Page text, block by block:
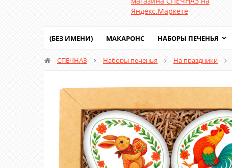
(БЕЗ ИМЕНИ) МАКАРОНС НАБОРЫ ПЕЧЕНЬЯ
СПЕЧНАЗ Наборы печенья На праздники